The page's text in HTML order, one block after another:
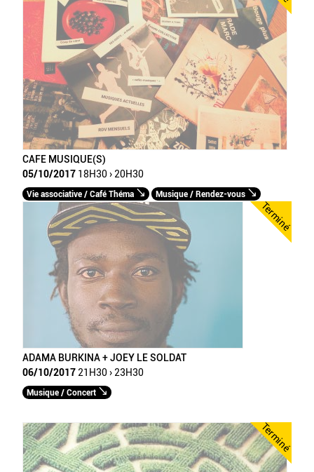
CAFE MUSIQUE(S)
05/10/2017 18H30 › 20H30
Vie associative / Café Théma Musique / Rendez-vous
Terminé
ADAMA BURKINA + JOEY LE SOLDAT
06/10/2017 21H30 › 23H30
Musique / Concert
Terminé